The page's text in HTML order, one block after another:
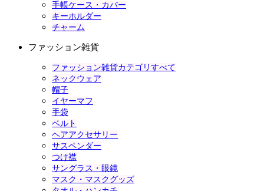
手帳ケース・カバー
キーホルダー
チャーム
ファッション雑貨
ファッション雑貨カテゴリすべて
ネックウェア
帽子
イヤーマフ
手袋
ベルト
ヘアアクセサリー
サスペンダー
つけ襟
サングラス・眼鏡
マスク・マスクグッズ